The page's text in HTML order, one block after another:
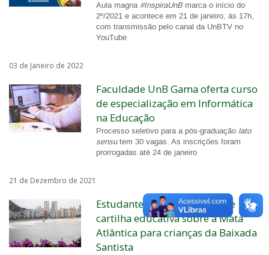
Aula magna #InspiraUnBmarca o início do
2º/2021 e acontece em 21 de janeiro, às 17h,
com transmissão pelo canal da UnBTV no
YouTube
03 de Janeiro de 2022
Faculdade UnB Gama oferta curso
de especialização em Informática
na Educação
Processo seletivo para a pós-graduação lato
sensutem 30 vagas. As inscrições foram
prorrogadas até 24 de janeiro
21 de Dezembro de 2021
Estudante da UnB desenvolve
cartilha educativa sobre a Mata
Atlântica para crianças da Baixada
Santista